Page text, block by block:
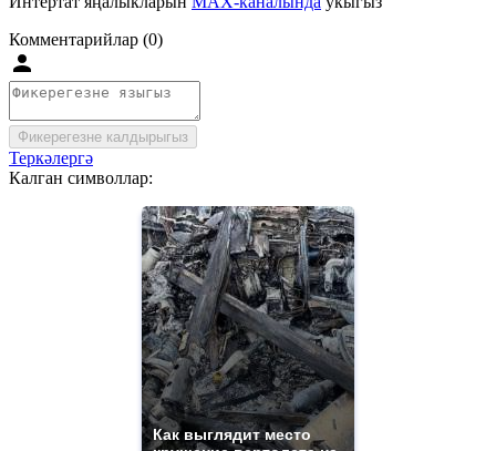
Комментарийлар (0)
Фикерегезне калдырыгыз
Теркәлергә
Калган символлар:
Как выглядит место